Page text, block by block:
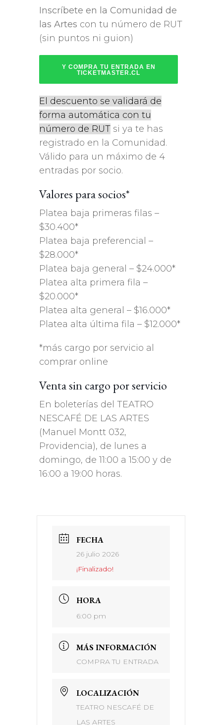
Inscríbete en la Comunidad de
las Artes con tu número de RUT
(sin puntos ni guion)
Y COMPRA TU ENTRADA EN
TICKETMASTER.CL
El descuento se validará de
forma automática con tu
número de RUT si ya te has
registrado en la Comunidad.
Válido para un máximo de 4
entradas por socio.
Valores para socios*
Platea baja primeras filas –
$30.400*
Platea baja preferencial –
$28.000*
Platea baja general – $24.000*
Platea alta primera fila –
$20.000*
Platea alta general – $16.000*
Platea alta última fila – $12.000*
*más cargo por servicio al
comprar online
Venta sin cargo por servicio
En boleterías del TEATRO
NESCAFÉ DE LAS ARTES
(Manuel Montt 032,
Providencia), de lunes a
domingo, de 11:00 a 15:00 y de
16:00 a 19:00 horas.
FECHA
26 julio 2026
¡Finalizado!
HORA
6:00 pm
MÁS INFORMACIÓN
COMPRA TU ENTRADA
LOCALIZACIÓN
TEATRO NESCAFÉ DE
LAS ARTES